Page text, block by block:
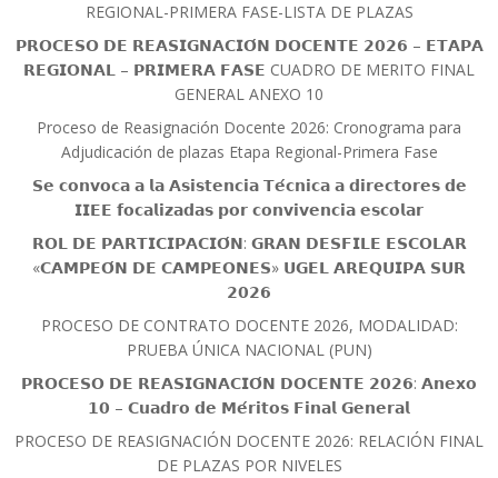
REGIONAL-PRIMERA FASE-LISTA DE PLAZAS
𝗣𝗥𝗢𝗖𝗘𝗦𝗢 𝗗𝗘 𝗥𝗘𝗔𝗦𝗜𝗚𝗡𝗔𝗖𝗜𝗢́𝗡 𝗗𝗢𝗖𝗘𝗡𝗧𝗘 𝟮𝟬𝟮𝟲 – 𝗘𝗧𝗔𝗣𝗔
𝗥𝗘𝗚𝗜𝗢𝗡𝗔𝗟 – 𝗣𝗥𝗜𝗠𝗘𝗥𝗔 𝗙𝗔𝗦𝗘 CUADRO DE MERITO FINAL
GENERAL ANEXO 10
Proceso de Reasignación Docente 2026: Cronograma para
Adjudicación de plazas Etapa Regional-Primera Fase
𝗦𝗲 𝗰𝗼𝗻𝘃𝗼𝗰𝗮 𝗮 𝗹𝗮 𝗔𝘀𝗶𝘀𝘁𝗲𝗻𝗰𝗶𝗮 𝗧𝗲́𝗰𝗻𝗶𝗰𝗮 𝗮 𝗱𝗶𝗿𝗲𝗰𝘁𝗼𝗿𝗲𝘀 𝗱𝗲
𝗜𝗜𝗘𝗘 𝗳𝗼𝗰𝗮𝗹𝗶𝘇𝗮𝗱𝗮𝘀 𝗽𝗼𝗿 𝗰𝗼𝗻𝘃𝗶𝘃𝗲𝗻𝗰𝗶𝗮 𝗲𝘀𝗰𝗼𝗹𝗮𝗿
𝗥𝗢𝗟 𝗗𝗘 𝗣𝗔𝗥𝗧𝗜𝗖𝗜𝗣𝗔𝗖𝗜𝗢́𝗡: 𝗚𝗥𝗔𝗡 𝗗𝗘𝗦𝗙𝗜𝗟𝗘 𝗘𝗦𝗖𝗢𝗟𝗔𝗥
«𝗖𝗔𝗠𝗣𝗘𝗢́𝗡 𝗗𝗘 𝗖𝗔𝗠𝗣𝗘𝗢𝗡𝗘𝗦» 𝗨𝗚𝗘𝗟 𝗔𝗥𝗘𝗤𝗨𝗜𝗣𝗔 𝗦𝗨𝗥
𝟮𝟬𝟮𝟲
PROCESO DE CONTRATO DOCENTE 2026, MODALIDAD:
PRUEBA ÚNICA NACIONAL (PUN)
𝗣𝗥𝗢𝗖𝗘𝗦𝗢 𝗗𝗘 𝗥𝗘𝗔𝗦𝗜𝗚𝗡𝗔𝗖𝗜𝗢́𝗡 𝗗𝗢𝗖𝗘𝗡𝗧𝗘 𝟮𝟬𝟮𝟲: 𝗔𝗻𝗲𝘅𝗼
𝟭𝟬 – 𝗖𝘂𝗮𝗱𝗿𝗼 𝗱𝗲 𝗠𝗲́𝗿𝗶𝘁𝗼𝘀 𝗙𝗶𝗻𝗮𝗹 𝗚𝗲𝗻𝗲𝗿𝗮𝗹
PROCESO DE REASIGNACIÓN DOCENTE 2026: RELACIÓN FINAL
DE PLAZAS POR NIVELES